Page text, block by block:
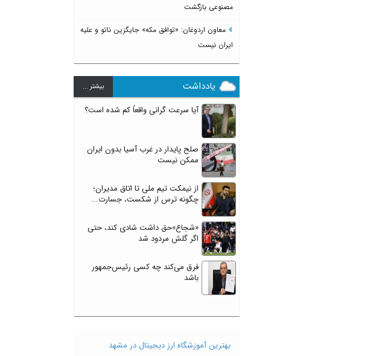
مصنوعی بازگشت
معاون اردوغان: «توافق مکه» جایگزین ناتو و علیه
ایران نیست
یادداشت بيشتر ...
آیا سرعت گرانی واقعاً کم شده است؟
صلح پایدار در غرب آسیا بدون ایران
ممکن نیست
از نیمکت تیم ملی تا اتاق مدیران؛
چگونه ترس از شکست، جسارت...
«شجاع»حق داشت شادی کند، حتی
اگر گلش مردود شد
فرق می‌کند چه کسی رئیس‌جمهور
باشد
بهترین آموزشگاه ارز دیجیتال در مشهد